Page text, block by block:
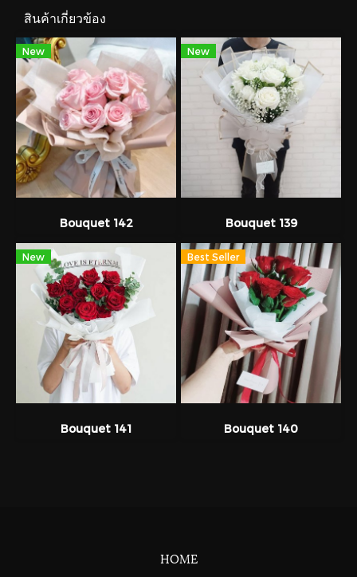
สินค้าเกี่ยวข้อง
New
Bouquet 142
New
Bouquet 139
New
Bouquet 141
Best Seller
Bouquet 140
HOME